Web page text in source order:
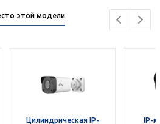
этой модели
Цилиндрическая IP-
IP-